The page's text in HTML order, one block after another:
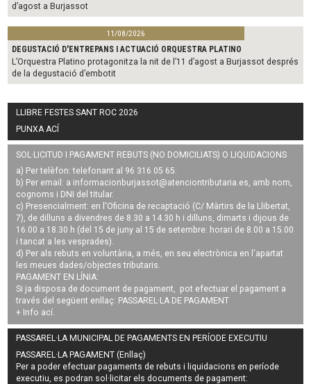
d’agost a Burjassot
11/08/2026
DEGUSTACIÓ D'ENTREPANS I ACTUACIÓ ORQUESTRA PLATINO
L’Orquestra Platino protagonitza la nit de l’11 d’agost a Burjassot després
de la degustació d’embotit
LLIBRE FESTES SANT ROC 2026
PUNXA ACÍ
SOL·LICITUD I PAGAMENT REBUTS (NO DOMICILIATS) O LIQUIDACIONS
a) Per telèfon: telefonant al 96 316 05 65.
b) Per email: a informacionburjassot@atenciontributaria.es, amb nom,
cognoms i DNI del titular.
c) Presencialment: en l'Oficina de recaptació (C/ Màrtirs de la Llibertat,
7), de dilluns a divendres de 8.30 a 14.30 h i dilluns, dimarts i dijous de
16.00 a 18.30 h (del 15 de juny al 15 de setembre: horari de 8.00 a 15.00
i tancat a les vesprades).
d) Per als rebuts en voluntària, a més, en seu electrònica en l'apartat
les meues dades/objectes tributaris.
PAGAMENT EN LÍNIA:
Si ja disposa de document de pagament, pot efectuar el pagament a
través del següent enllaç: PASSAREL·LA DE PAGAMENT
+ Info ací.
PASSAREL·LA MUNICIPAL DE PAGAMENTS EN PERÍODE EXECUTIU
PASSAREL·LA PAGAMENT (Enllaç)
Per a poder efectuar pagaments derebuts i liquidacions en període
executiu , es podran sol·licitar els documents de pagament: